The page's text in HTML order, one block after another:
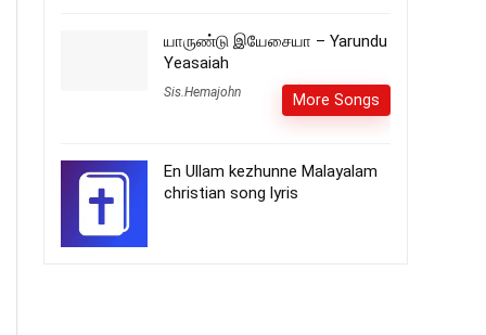
யாருண்டு இயேசையா – Yarundu
Yeasaiah
Sis.Hemajohn More Songs
En Ullam kezhunne Malayalam
christian song lyris